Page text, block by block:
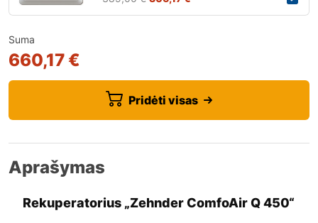
Suma
660,17 €
Pridėti visas
Aprašymas
Rekuperatorius „Zehnder ComfoAir Q 450“